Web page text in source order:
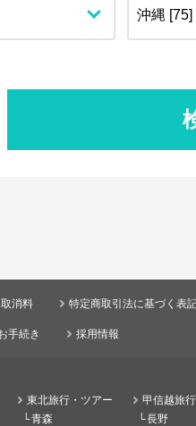
消料 特定商取引法に基づく表
手続き 採用情報
東北旅行・ツアー
青森
甲信越旅
長野